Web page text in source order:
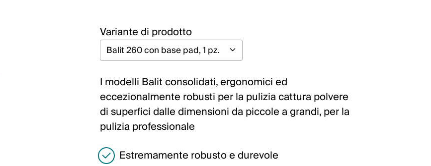
Variante di prodotto
I modelli Balit consolidati, ergonomici ed
eccezionalmente robusti per la pulizia cattura polvere
di superfici dalle dimensioni da piccole a grandi, per la
pulizia professionale
Estremamente robusto e durevole